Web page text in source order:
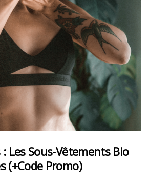
Les Sous-Vêtements Bio
(+code Promo)